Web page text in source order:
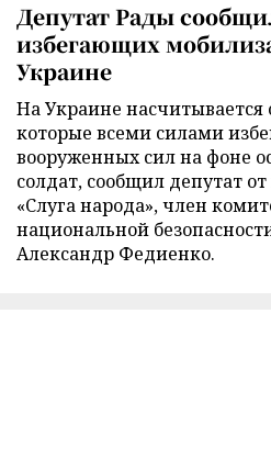
Депутат Рады
избегающих
Украине
На Украине насчитывается
которые всеми силами
вооруженных сил на фоне
солдат, сообщил депутат
«Слуга народа», член
национальной
Александр Федиенко.